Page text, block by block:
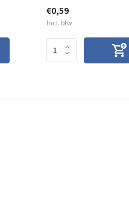
€0,59
Incl. btw